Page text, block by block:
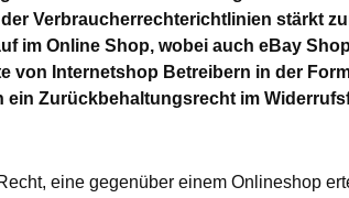
Verbraucherrechterichtlinien stärkt
im Online Shop, wobei auch eBay
von Internetshop Betreibern in der
ein Zurückbehaltungsrecht im
eine gegenüber einem Onlineshop